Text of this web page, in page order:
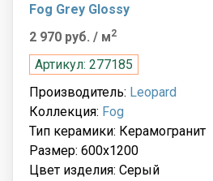
Fog Grey Glossy
2 970 руб. / м2
Артикул: 277185
Производитель: Leopard
Коллекция: Fog
Тип керамики: Керамогранит
Размер: 600x1200
Цвет изделия: Серый